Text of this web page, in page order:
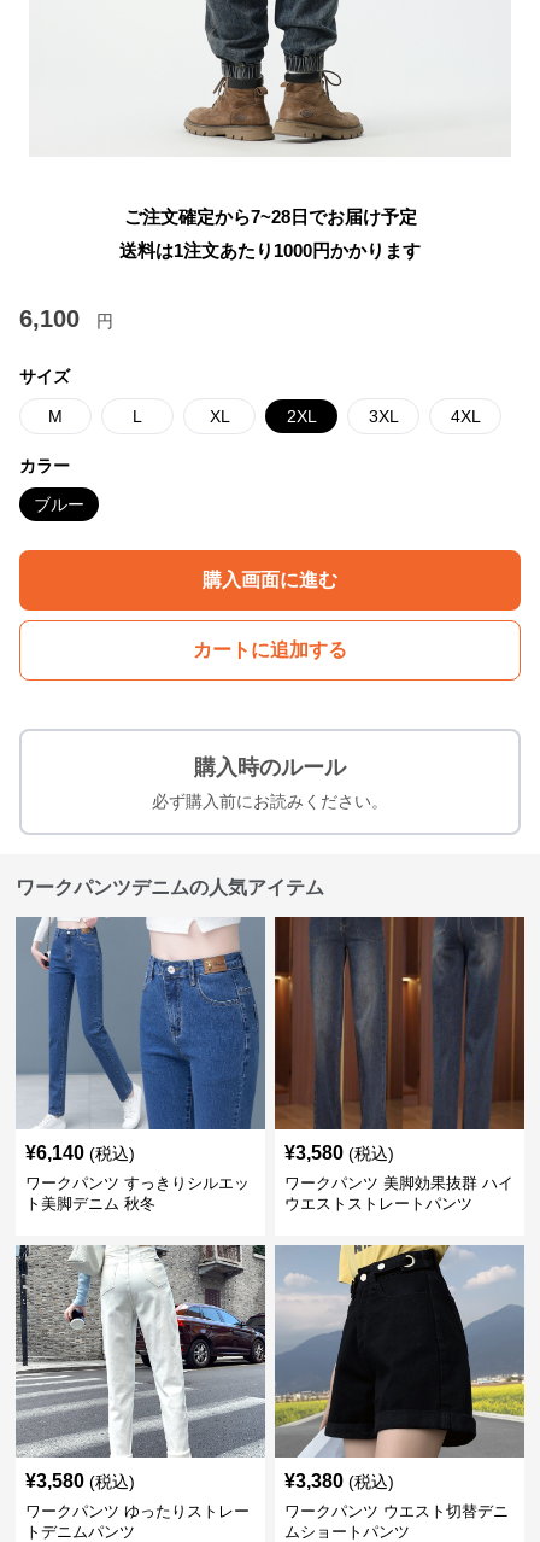
ご注文確定から7~28日でお届け予定
送料は1注文あたり 1000円かかります
6,100 円
サイズ
M L XL 2XL 3XL 4XL
カラー
ブルー
購入画面に進む
カートに追加する
購入時のルール
必ず購入前にお読みください。
ワークパンツデニムの人気アイテム
¥6,140 (税込)
ワークパンツ すっきりシルエッ
ト美脚デニム 秋冬
¥3,580 (税込)
ワークパンツ 美脚効果抜群 ハイ
ウエストストレートパンツ
¥3,580 (税込)
ワークパンツ ゆったりストレー
トデニムパンツ
¥3,380 (税込)
ワークパンツ ウエスト切替デニ
ムショートパンツ